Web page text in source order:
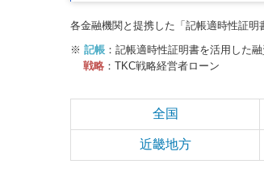
各金融機関と提携した「記帳適時性証明
※ 記帳 ：記帳適時性証明書を活用した
戦略 ：TKC戦略経営者ローン
全国
近畿地方